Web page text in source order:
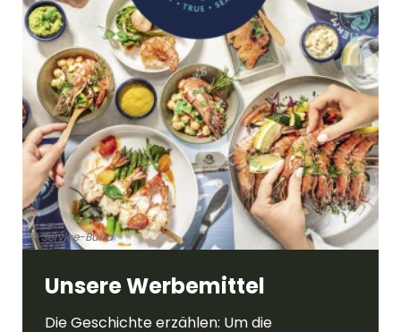
© Service-Bund
Unsere Werbemittel
Die Geschichte erzählen: Um die